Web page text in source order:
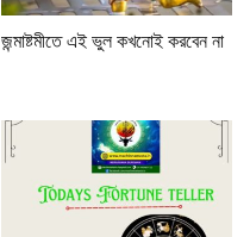
জন্মাষ্টমীতে এই ভুল কখনোই করবেন না